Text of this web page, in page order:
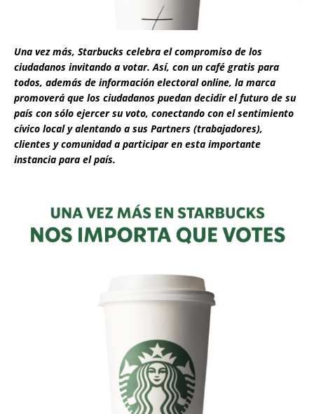
Una vez más, Starbucks celebra el compromiso de los
ciudadanos invitando a votar. Así, con un café gratis para
todos, además de información electoral online, la marca
promoverá que los ciudadanos puedan decidir el futuro de su
país con sólo ejercer su voto, conectando con el sentimiento
cívico local y alentando a sus Partners (trabajadores),
clientes y comunidad a participar en esta importante
instancia para el país.